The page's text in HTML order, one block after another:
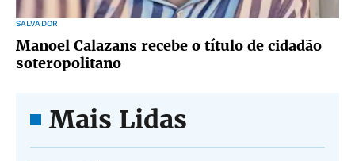
SALVADOR
Manoel Calazans recebe o título de cidadão
soteropolitano
Mais Lidas